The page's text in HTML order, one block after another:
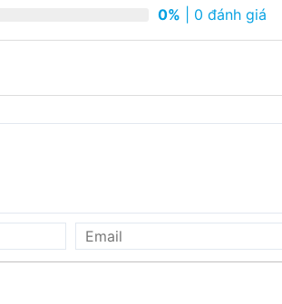
0% | 0 đánh giá